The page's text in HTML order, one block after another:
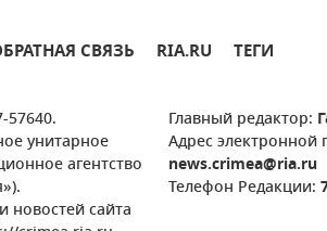
СВЯЗЬ RIA.RU ТЕГИ
57640.
унитарное
агентство
сайта
Главный редактор:
Адрес электронной
news.crimea@ria.ru
Телефон Редакции: